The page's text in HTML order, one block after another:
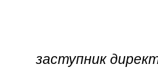
заступник